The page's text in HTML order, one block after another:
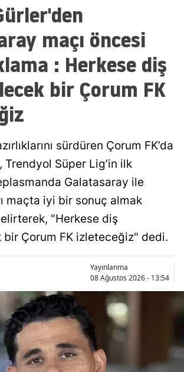
Niğde
Ordu
Siirt
Sinop
Sivas
Trabzon
Van
maçı öncesi
: Herkese diş
bir Çorum FK
sürdüren Çorum FK’da
Trendyol Süper Lig’in ilk
Galatasaray ile
maçta iyi bir sonuç almak
"Herkese diş
Çorum FK izleteceğiz" dedi.
Yayınlanma
08 Ağustos 2026 - 13:54